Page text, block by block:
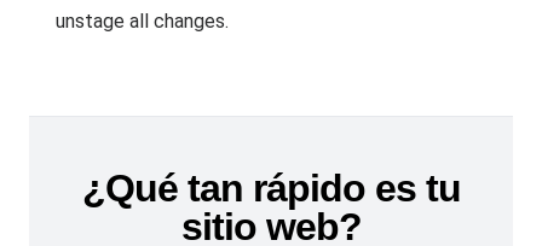
unstage all changes.
¿Qué tan rápido es tu
sitio web?